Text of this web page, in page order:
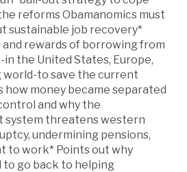
reforms Obamanomics must
sustainable job recovery*
rewards of borrowing from
the United States, Europe,
world-to save the current
money became separated
and why the
system threatens western
undermining pensions,
to work* Points out why
go back to helping